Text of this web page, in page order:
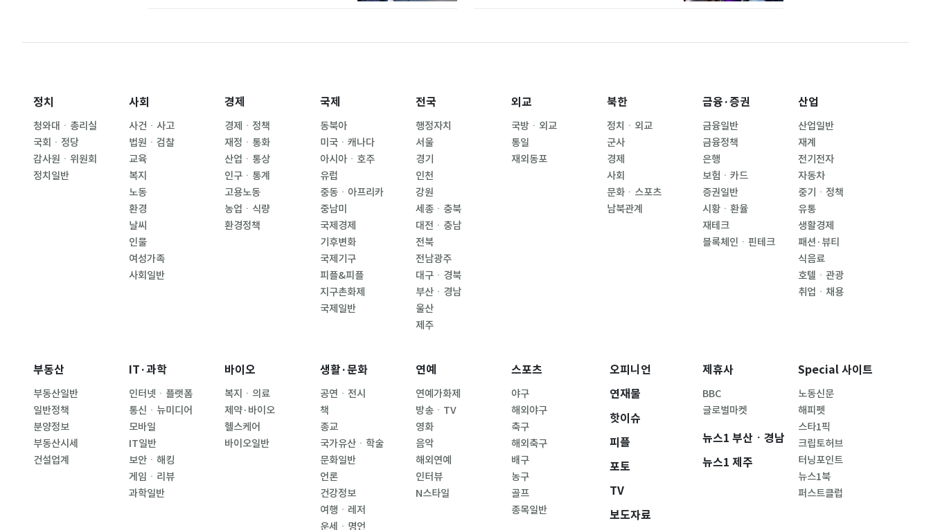
정치
청와대ㆍ총리실
국회ㆍ정당
감사원ㆍ위원회
정치일반
사회
사건ㆍ사고
법원ㆍ검찰
교육
복지
노동
환경
날씨
인물
여성가족
사회일반
경제
경제ㆍ정책
재정ㆍ통화
산업ㆍ통상
인구ㆍ통계
고용노동
농업ㆍ식량
환경정책
국제
동북아
미국ㆍ캐나다
아시아ㆍ호주
유럽
중동ㆍ아프리카
중남미
국제경제
기후변화
국제기구
피플&피플
지구촌화제
국제일반
전국
행정자치
서울
경기
인천
강원
세종ㆍ충북
대전ㆍ충남
전북
전남광주
대구ㆍ경북
부산ㆍ경남
울산
제주
외교
국방ㆍ외교
통일
재외동포
북한
정치ㆍ외교
군사
경제
사회
문화ㆍ스포츠
남북관계
금융·증권
금융일반
금융정책
은행
보험ㆍ카드
증권일반
시황ㆍ환율
재테크
블록체인ㆍ핀테크
산업
산업일반
재계
전기전자
자동차
중기ㆍ정책
유통
생활경제
패션·뷰티
식음료
호텔ㆍ관광
취업ㆍ채용
부동산
부동산일반
일반정책
분양정보
부동산시세
건설업계
IT·과학
인터넷ㆍ플랫폼
통신ㆍ뉴미디어
모바일
IT일반
보안ㆍ해킹
게임ㆍ리뷰
과학일반
바이오
복지ㆍ의료
제약·바이오
헬스케어
바이오일반
생활·문화
공연ㆍ전시
책
종교
국가유산ㆍ학술
문화일반
언론
건강정보
여행ㆍ레저
운세ㆍ명언
연예
연예가화제
방송ㆍTV
영화
음악
해외연예
인터뷰
N스타일
스포츠
야구
해외야구
축구
해외축구
배구
농구
골프
종목일반
오피니언
연재물
핫이슈
피플
포토
TV
보도자료
제휴사
BBC
글로벌마켓
뉴스1 부산ㆍ경남
뉴스1 제주
Special 사이트
노동신문
해피펫
스타1픽
크립토허브
터닝포인트
뉴스1북
퍼스트클럽